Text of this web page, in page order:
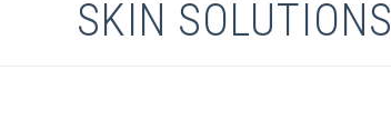
SKIN SOLUTIONS